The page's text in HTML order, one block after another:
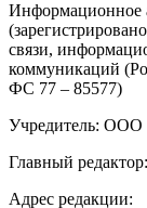
Информационное
связи,
коммуникаций
ФС 77 – 85577)
Учредитель: ООО
Главный
Адрес редакции: